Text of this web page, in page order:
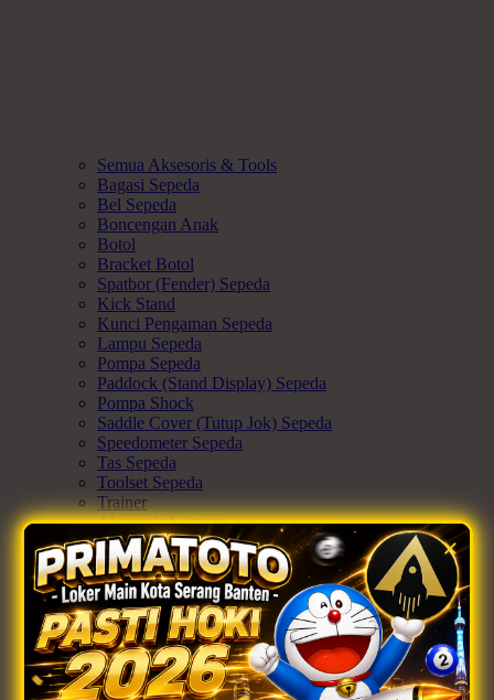
Semua Aksesoris & Tools
Bagasi Sepeda
Bel Sepeda
Boncengan Anak
Botol
Bracket Botol
Spatbor (Fender) Sepeda
Kick Stand
Kunci Pengaman Sepeda
Lampu Sepeda
Pompa Sepeda
Paddock (Stand Display) Sepeda
Pompa Shock
Saddle Cover (Tutup Jok) Sepeda
Speedometer Sepeda
Tas Sepeda
Toolset Sepeda
Trainer
Aksesoris Lainnya
Ex-display
Apparel & Protection
×